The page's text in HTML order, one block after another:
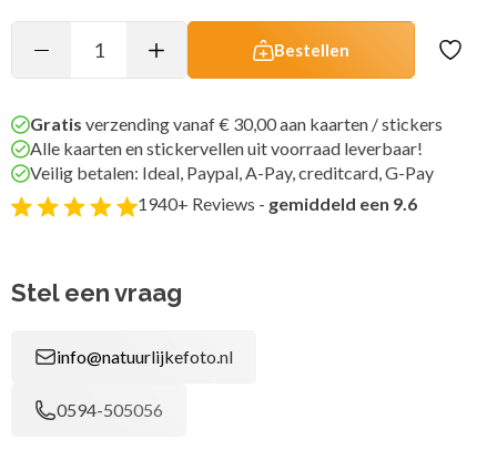
Bestellen
Gratis verzending vanaf € 30,00 aan kaarten / stickers
Alle kaarten en stickervellen uit voorraad leverbaar!
Veilig betalen: Ideal, Paypal, A-Pay, creditcard, G-Pay
1940+ Reviews - gemiddeld een 9.6
Stel een vraag
info@natuurlijkefoto.nl
0594-505056